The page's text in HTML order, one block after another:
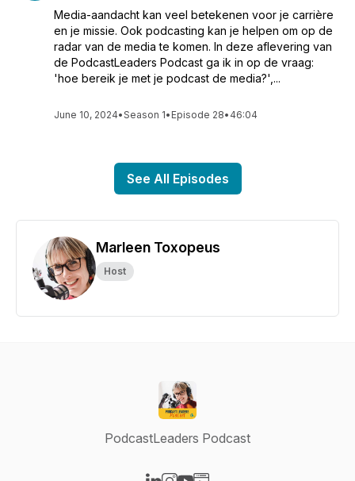
Media-aandacht kan veel betekenen voor je carrière
en je missie. Ook podcasting kan je helpen om op de
radar van de media te komen. In deze aflevering van
de PodcastLeaders Podcast ga ik in op de vraag:
'hoe bereik je met je podcast de media?',...
June 10, 2024•Season 1• Episode 28• 46:04
See All Episodes
Marleen Toxopeus
Host
PodcastLeaders Podcast